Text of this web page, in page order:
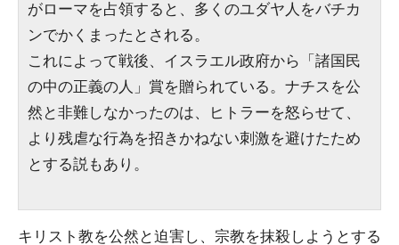
がローマを占領すると、多くのユダヤ人をバチカ
ンでかくまったとされる。
これによって戦後、イスラエル政府から「諸国民
の中の正義の人」賞を贈られている。ナチスを公
然と非難しなかったのは、ヒトラーを怒らせて、
より残虐な行為を招きかねない刺激を避けたため
とする説もあり。
キリスト教を公然と迫害し、宗教を抹殺しようとする